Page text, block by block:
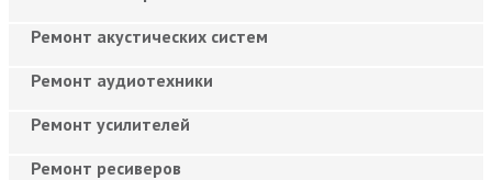
Ремонт акустических систем
Ремонт аудиотехники
Ремонт усилителей
Ремонт ресиверов